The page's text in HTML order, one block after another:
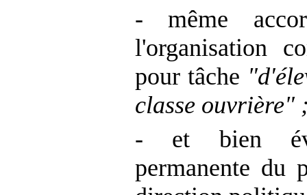
- même
l'organisation
pour tâche
classe ouvrière"
- et bien
permanente du